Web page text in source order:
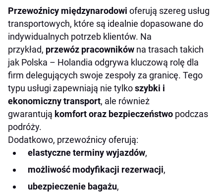
Przewoźnicy międzynarodowi oferują szereg usług
transportowych, które są idealnie dopasowane do
indywidualnych potrzeb klientów. Na
przykład, przewóz pracowników na trasach takich
jak Polska – Holandia odgrywa kluczową rolę dla
firm delegujących swoje zespoły za granicę. Tego
typu usługi zapewniają nie tylkoszybki i
ekonomiczny transport, ale również
gwarantują komfort oraz bezpieczeństwo podczas
podróży.
Dodatkowo, przewoźnicy oferują:
elastyczne terminy wyjazdów,
możliwość modyfikacji rezerwacji,
ubezpieczenie bagażu,